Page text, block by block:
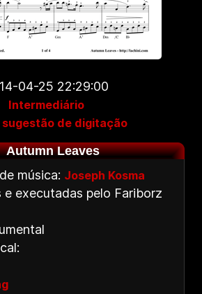
04-25 22:29:00
Intermediário
sugestão de digitação
Autumn Leaves
música: Joseph Kosma
e executadas pelo Fariborz